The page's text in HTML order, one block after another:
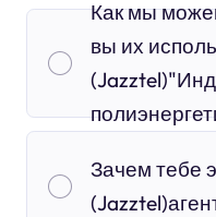
Как мы
вы их
Зачем тебе